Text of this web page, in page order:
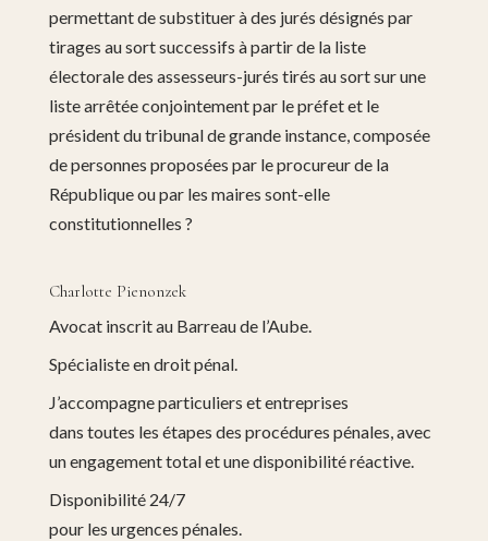
permettant de substituer à des jurés désignés par
tirages au sort successifs à partir de la liste
électorale des assesseurs-jurés tirés au sort sur une
liste arrêtée conjointement par le préfet et le
président du tribunal de grande instance, composée
de personnes proposées par le procureur de la
République ou par les maires sont-elle
constitutionnelles ?
Charlotte Pienonzek
Avocat inscrit au Barreau de l’Aube.
Spécialiste en droit pénal.
J’accompagne particuliers et entreprises
dans toutes les étapes des procédures pénales, avec
un engagement total et une disponibilité réactive.
Disponibilité 24/7
pour les urgences pénales.